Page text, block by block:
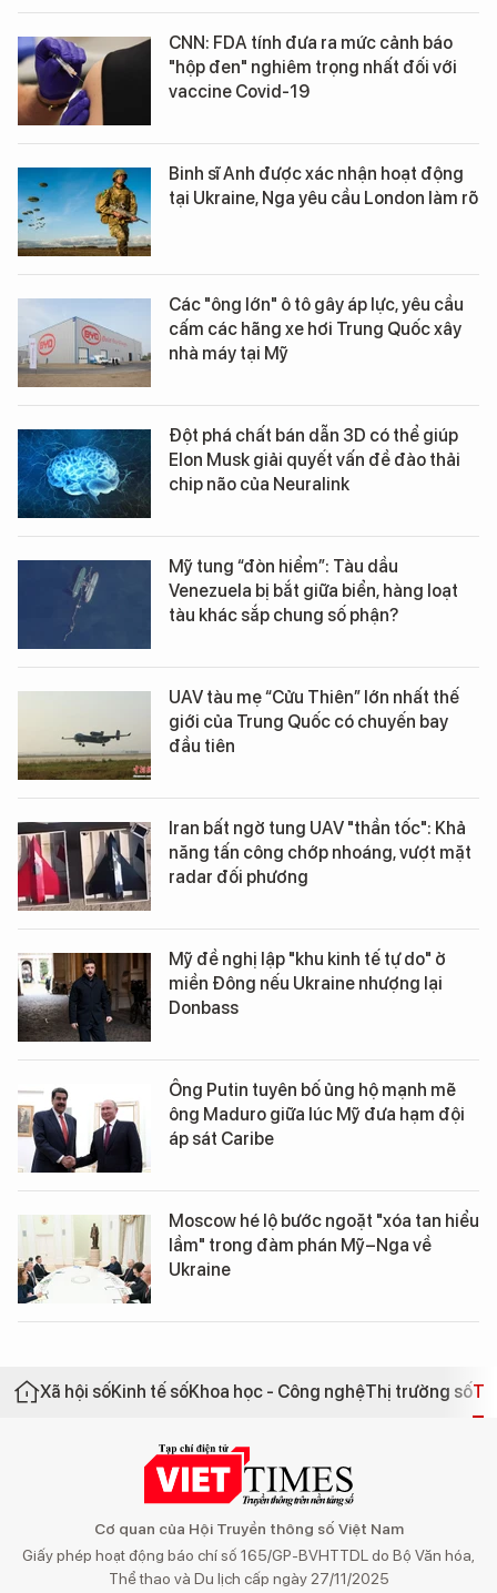
CNN: FDA tính đưa ra mức cảnh báo
"hộp đen" nghiêm trọng nhất đối với
vaccine Covid-19
Binh sĩ Anh được xác nhận hoạt động
tại Ukraine, Nga yêu cầu London làm rõ
Các "ông lớn" ô tô gây áp lực, yêu cầu
cấm các hãng xe hơi Trung Quốc xây
nhà máy tại Mỹ
Đột phá chất bán dẫn 3D có thể giúp
Elon Musk giải quyết vấn đề đào thải
chip não của Neuralink
Mỹ tung “đòn hiểm”: Tàu dầu
Venezuela bị bắt giữa biển, hàng loạt
tàu khác sắp chung số phận?
UAV tàu mẹ “Cửu Thiên” lớn nhất thế
giới của Trung Quốc có chuyến bay
đầu tiên
Iran bất ngờ tung UAV "thần tốc": Khả
năng tấn công chớp nhoáng, vượt mặt
radar đối phương
Mỹ đề nghị lập "khu kinh tế tự do" ở
miền Đông nếu Ukraine nhượng lại
Donbass
Ông Putin tuyên bố ủng hộ mạnh mẽ
ông Maduro giữa lúc Mỹ đưa hạm đội
áp sát Caribe
Moscow hé lộ bước ngoặt "xóa tan hiểu
lầm" trong đàm phán Mỹ–Nga về
Ukraine
Xã hội sốKinh tế sốKhoa học - Công nghệThị trường số
Cơ quan của Hội Truyền thông số Việt Nam
Giấy phép hoạt động báo chí số 165/GP-BVHTTDL do Bộ Văn hóa,
Thể thao và Du lịch cấp ngày 27/11/2025